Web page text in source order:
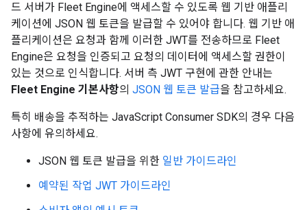
드 서버가 Fleet Engine에 액세스할 수 있도록 웹 기반 애플리
케이션에 JSON 웹 토큰을 발급할 수 있어야 합니다. 웹 기반 애
플리케이션은 요청과 함께 이러한 JWT를 전송하므로 Fleet
Engine은 요청을 인증되고 요청의 데이터에 액세스할 권한이
있는 것으로 인식합니다. 서버 측 JWT 구현에 관한 안내는
Fleet Engine 기본사항의 JSON 웹 토큰 발급을 참고하세요.
특히 배송을 추적하는 JavaScript Consumer SDK의 경우 다음
사항에 유의하세요.
JSON 웹 토큰 발급을 위한 일반 가이드라인
예약된 작업 JWT 가이드라인